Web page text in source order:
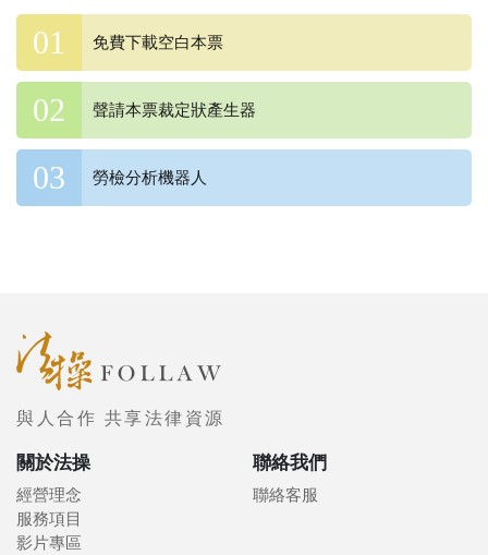
免費下載空白本票
聲請本票裁定狀產生器
勞檢分析機器人
與人合作 共享法律資源
關於法操
經營理念
服務項目
影片專區
聯絡我們
聯絡客服